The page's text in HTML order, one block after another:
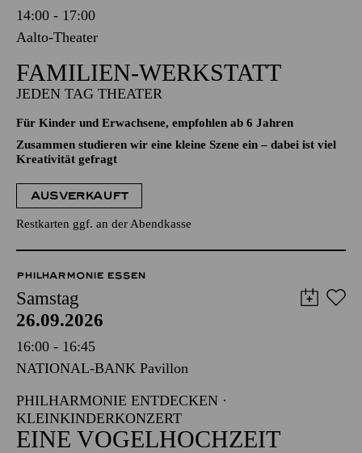
14:00 - 17:00
Aalto-Theater
FAMILIEN-WERKSTATT
JEDEN TAG THEATER
Für Kinder und Erwachsene, empfohlen ab 6 Jahren
Zusammen studieren wir eine kleine Szene ein – dabei ist viel
Kreativität gefragt
AUSVERKAUFT
Restkarten ggf. an der Abendkasse
PHILHARMONIE ESSEN
Samstag
26.09.2026
16:00 - 16:45
NATIONAL-BANK Pavillon
PHILHARMONIE ENTDECKEN ·
KLEINKINDERKONZERT
EINE VOGELHOCHZEIT